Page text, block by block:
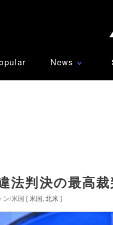
News ∨
法判決の最高
ン/米国 [米国 北米 ]